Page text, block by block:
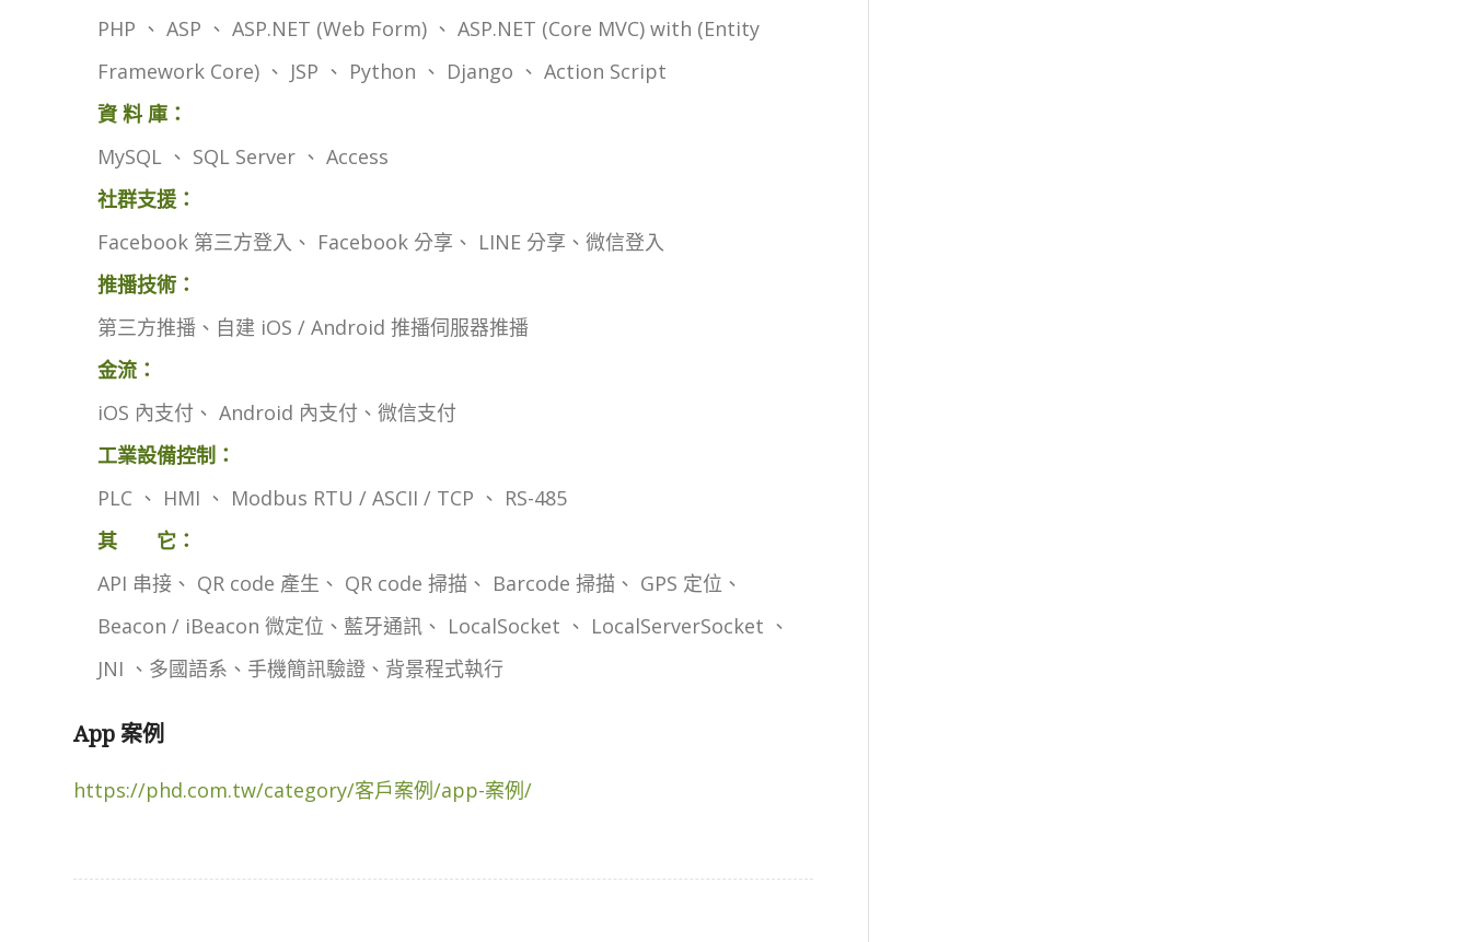
PHP 、 ASP 、 ASP.NET (Web Form) 、 ASP.NET (Core MVC) with (Entity
Framework Core) 、 JSP 、 Python 、 Django 、 Action Script
資 料 庫：
MySQL 、 SQL Server 、 Access
社群支援：
Facebook 第三方登入、 Facebook 分享、 LINE 分享、微信登入
推播技術：
第三方推播、自建 iOS / Android 推播伺服器推播
金流：
iOS 內支付、 Android 內支付、微信支付
工業設備控制：
PLC 、 HMI 、 Modbus RTU / ASCII / TCP 、 RS-485
其 它：
API 串接、 QR code 產生、 QR code 掃描、 Barcode 掃描、 GPS 定位、
Beacon / iBeacon 微定位、藍牙通訊、 LocalSocket 、 LocalServerSocket 、
JNI 、多國語系、手機簡訊驗證、背景程式執行
App 案例
https://phd.com.tw/category/客戶案例/app-案例/